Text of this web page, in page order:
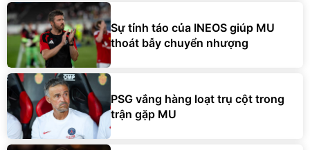
Sự tỉnh táo của INEOS giúp MU
thoát bẫy chuyển nhượng
PSG vắng hàng loạt trụ cột trong
trận gặp MU